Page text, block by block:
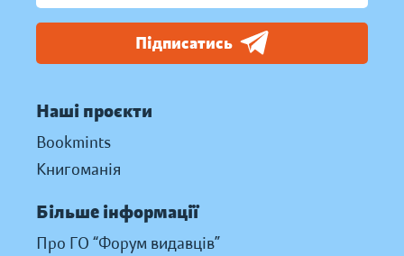
Підписатись
Наші проєкти
Bookmints
Книгоманія
Більше інформації
Про ГО “Форум видавців”